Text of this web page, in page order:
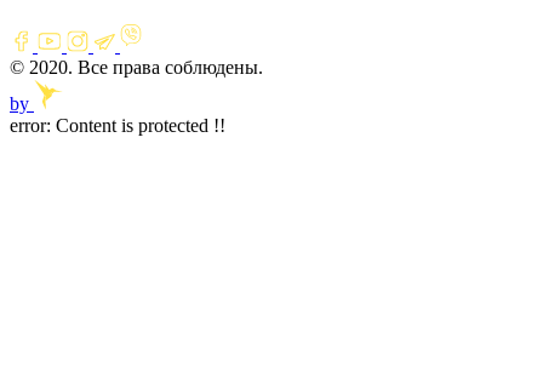
© 2020. Все права соблюдены.
by
error: Content is protected !!